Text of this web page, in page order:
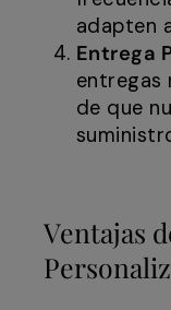
adapten
Entrega
entregas
de que
Ventajas